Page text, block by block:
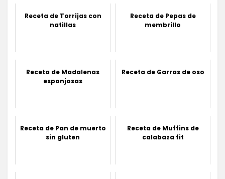
Receta de Torrijas con
natillas
Receta de Pepas de
membrillo
Receta de Madalenas
esponjosas
Receta de Garras de oso
Receta de Pan de muerto
sin gluten
Receta de Muffins de
calabaza fit